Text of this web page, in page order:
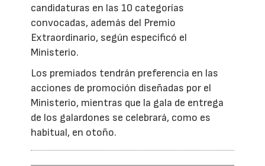
candidaturas en las 10 categorías
convocadas, además del Premio
Extraordinario, según especificó el
Ministerio.
Los premiados tendrán preferencia en las
acciones de promoción diseñadas por el
Ministerio, mientras que la gala de entrega
de los galardones se celebrará, como es
habitual, en otoño.